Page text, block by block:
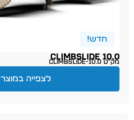
חדש!
CLIMBSLIDE 10.0
מק״ט climbslide-10.0
לצפייה במוצר